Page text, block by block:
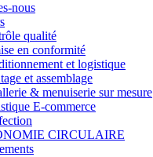
nous
qualité
en conformité
et logistique
et assemblage
& menuiserie sur mesure
E-commerce
CIRCULAIRE